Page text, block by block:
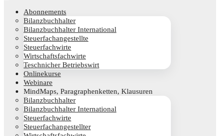
Abon­ne­ments
Bilanz­buch­hal­ter
Bilanz­buch­hal­ter International
Steu­er­fach­an­ge­stell­te
Steu­er­fach­wir­te
Wirt­schafts­fach­wir­te
Teschni­cher Betriebswirt
Online­kur­se
Web­i­na­re
Mind­Maps, Para­gra­phen­ket­ten, Klausuren
Bilanz­buch­hal­ter
Bilanz­buch­hal­ter International
Steu­er­fach­wir­te
Steu­er­fach­an­ge­stell­ter